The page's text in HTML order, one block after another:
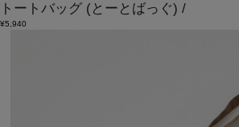
トートバッグ (とーとばっぐ) /
¥5,940